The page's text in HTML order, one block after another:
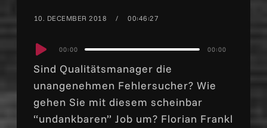
10. DECEMBER 2018 00:46:27
Audio00:00 00:00
Sind Qualitätsmanager die
unangenehmen Fehlersucher? Wie
gehen Sie mit diesem scheinbar
“undankbaren” Job um? Florian Frankl